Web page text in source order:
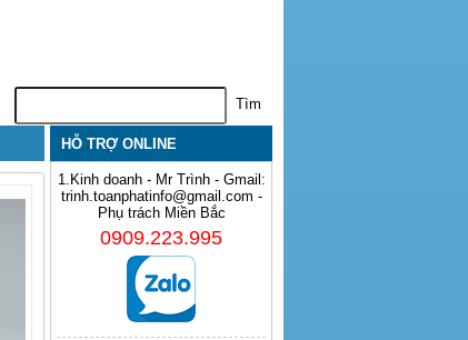
HỖ TRỢ ONLINE
1.Kinh doanh - Mr Trình - Gmail:
trinh.toanphatinfo@gmail.com -
Phụ trách Miền Bắc
0909.223.995